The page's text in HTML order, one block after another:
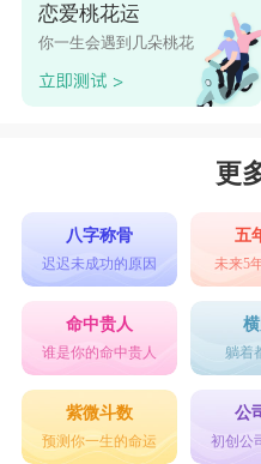
恋爱桃花运
你一生会遇到几朵桃花
更
八字称骨
迟迟未成功的原因
五
未来5
命中贵人
谁是你的命中贵人 躺着
紫微斗数
预测你一生的命运
公
初创公